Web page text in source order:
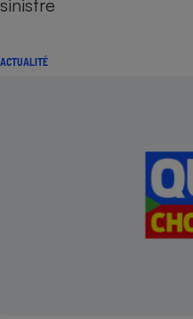
sinistre
ACTUALITÉ